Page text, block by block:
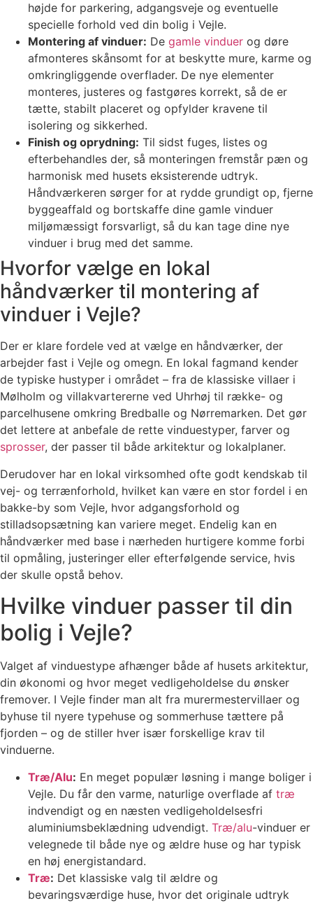
højde for parkering, adgangsveje og eventuelle
specielle forhold ved din bolig i Vejle.
Montering af vinduer: De gamle vinduer og døre
afmonteres skånsomt for at beskytte mure, karme og
omkringliggende overflader. De nye elementer
monteres, justeres og fastgøres korrekt, så de er
tætte, stabilt placeret og opfylder kravene til
isolering og sikkerhed.
Finish og oprydning: Til sidst fuges, listes og
efterbehandles der, så monteringen fremstår pæn og
harmonisk med husets eksisterende udtryk.
Håndværkeren sørger for at rydde grundigt op, fjerne
byggeaffald og bortskaffe dine gamle vinduer
miljømæssigt forsvarligt, så du kan tage dine nye
vinduer i brug med det samme.
Hvorfor vælge en lokal
håndværker til montering af
vinduer i Vejle?
Der er klare fordele ved at vælge en håndværker, der
arbejder fast i Vejle og omegn. En lokal fagmand kender
de typiske hustyper i området – fra de klassiske villaer i
Mølholm og villakvartererne ved Uhrhøj til række- og
parcelhusene omkring Bredballe og Nørremarken. Det gør
det lettere at anbefale de rette vinduestyper, farver og
sprosser, der passer til både arkitektur og lokalplaner.
Derudover har en lokal virksomhed ofte godt kendskab til
vej- og terrænforhold, hvilket kan være en stor fordel i en
bakke-by som Vejle, hvor adgangsforhold og
stilladsopsætning kan variere meget. Endelig kan en
håndværker med base i nærheden hurtigere komme forbi
til opmåling, justeringer eller efterfølgende service, hvis
der skulle opstå behov.
Hvilke vinduer passer til din
bolig i Vejle?
Valget af vinduestype afhænger både af husets arkitektur,
din økonomi og hvor meget vedligeholdelse du ønsker
fremover. I Vejle finder man alt fra murermestervillaer og
byhuse til nyere typehuse og sommerhuse tættere på
fjorden – og de stiller hver især forskellige krav til
vinduerne.
Træ/Alu: En meget populær løsning i mange boliger i
Vejle. Du får den varme, naturlige overflade af træ
indvendigt og en næsten vedligeholdelsesfri
aluminiumsbeklædning udvendigt. Træ/alu-vinduer er
velegnede til både nye og ældre huse og har typisk
en høj energistandard.
Træ: Det klassiske valg til ældre og
bevaringsværdige huse, hvor det originale udtryk